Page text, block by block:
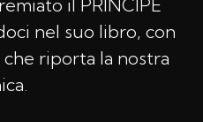
il PRINCIPE
nel suo libro, con
riporta la nostra